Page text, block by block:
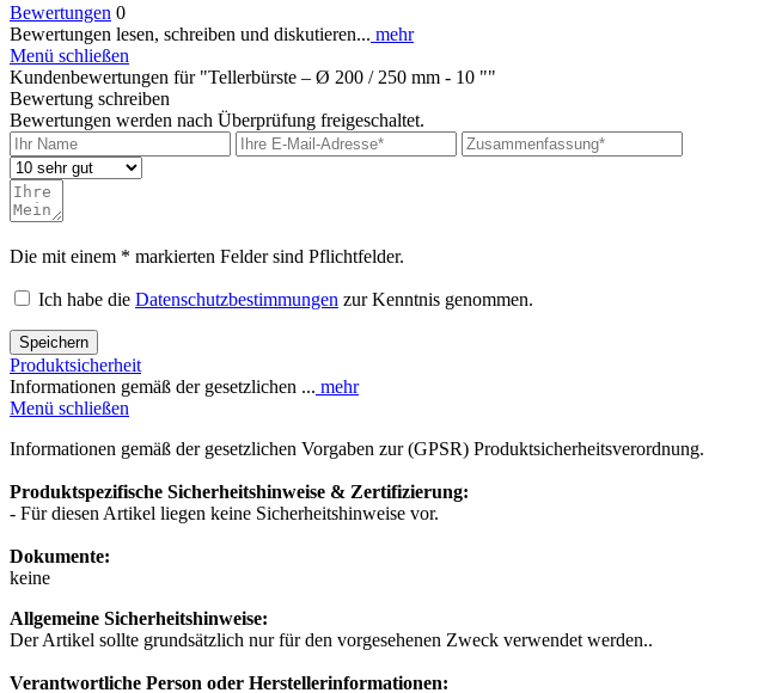
Bewertungen 0
Bewertungen lesen, schreiben und diskutieren... mehr
Menü schließen
Kundenbewertungen für "Tellerbürste – Ø 200 / 250 mm - 10 ""
Bewertung schreiben
Bewertungen werden nach Überprüfung freigeschaltet.
Die mit einem * markierten Felder sind Pflichtfelder.
Ich habe die Datenschutzbestimmungen zur Kenntnis genommen.
Speichern
Produktsicherheit
Informationen gemäß der gesetzlichen ... mehr
Menü schließen
Informationen gemäß der gesetzlichen Vorgaben zur (GPSR) Produktsicherheitsverordnung.
Produktspezifische Sicherheitshinweise & Zertifizierung:
- Für diesen Artikel liegen keine Sicherheitshinweise vor.
Dokumente:
keine
Allgemeine Sicherheitshinweise:
Der Artikel sollte grundsätzlich nur für den vorgesehenen Zweck verwendet werden..
Verantwortliche Person oder Herstellerinformationen: